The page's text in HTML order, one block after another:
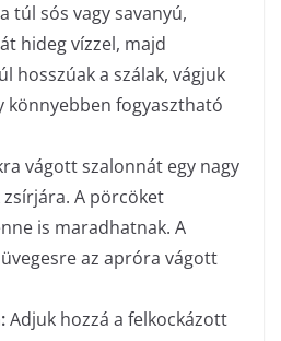
túl sós vagy savanyú,
hideg vízzel, majd
hosszúak a szálak, vágjuk
könnyebben fogyasztható
vágott szalonnát egy nagy
A pörcöket
is maradhatnak. A
az apróra vágott
Adjuk hozzá a felkockázott